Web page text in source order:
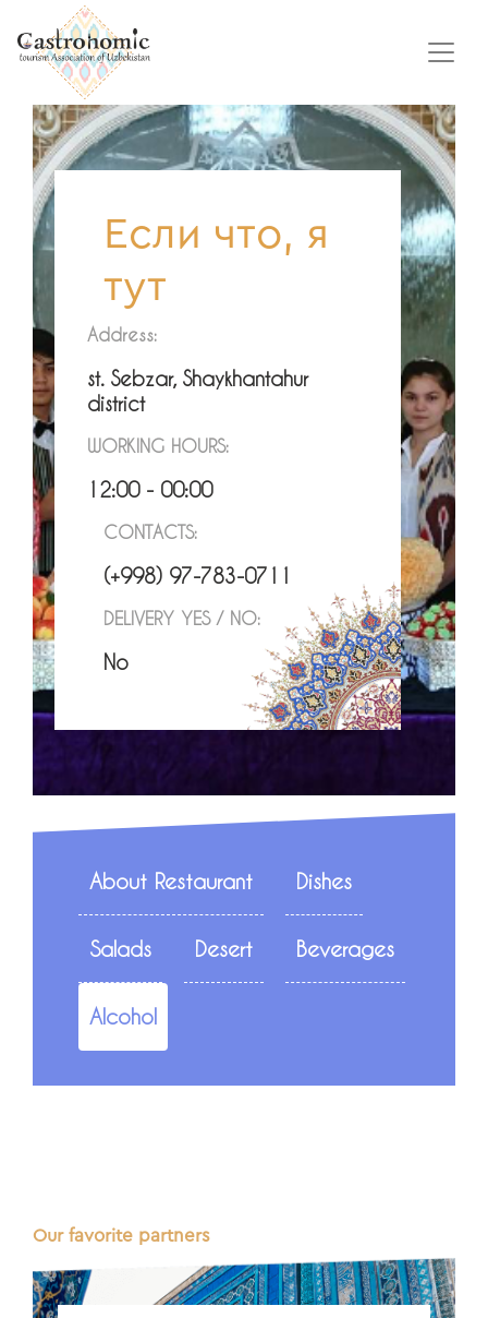
Если что, я
тут
Address:
st. Sebzar, Shaykhantahur
district
WORKING HOURS:
12:00 - 00:00
CONTACTS:
(+998) 97-783-0711
DELIVERY YES / NO:
No
About Restaurant Dishes
Salads Desert Beverages
Alcohol
Our favorite partners